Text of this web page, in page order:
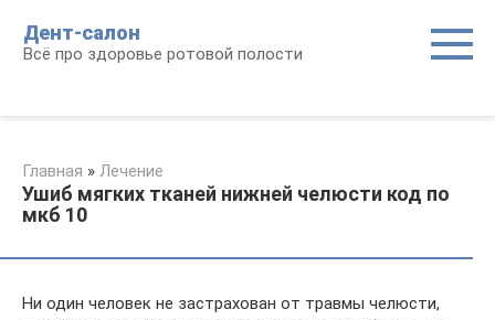
контенту
Дент-салон
Всё про здоровье ротовой полости
Главная » Лечение
Ушиб мягких тканей нижней челюсти код по
мкб 10
Ни один человек не застрахован от травмы челюсти,